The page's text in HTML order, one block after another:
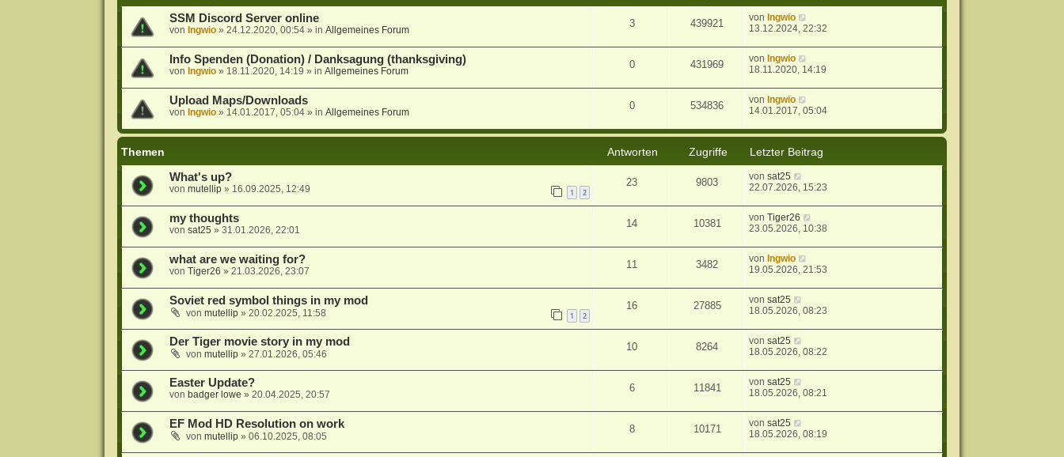
SSM Discord Server online
von Ingwio» 24.12.2020, 00:54» in Allgemeines Forum
3 439921 vonIngwio
13.12.2024, 22:32
Info Spenden (Donation) / Danksagung (thanksgiving)
von Ingwio» 18.11.2020, 14:19 » in Allgemeines Forum
0 431969 vonIngwio
18.11.2020, 14:19
Upload Maps/Downloads
von Ingwio» 14.01.2017, 05:04» in Allgemeines Forum
0 534836 vonIngwio
14.01.2017, 05:04
Themen Antworten Zugriffe
Letzter Beitrag
What's up?
von mutellip» 16.09.2025, 12:49 1 2
23 9803 vonsat25
22.07.2026, 15:23
my thoughts
von sat25 » 31.01.2026, 22:01
14 10381 vonTiger26
23.05.2026, 10:38
what are we waiting for?
von Tiger26 » 21.03.2026, 23:07
11 3482 vonIngwio
19.05.2026, 21:53
Soviet red symbol things in my mod
von mutellip» 20.02.2025, 11:58 1 2
16 27885 vonsat25
18.05.2026, 08:23
Der Tiger movie story in my mod
von mutellip» 27.01.2026, 05:46
10 8264 vonsat25
18.05.2026, 08:22
Easter Update?
von badger lowe » 20.04.2025, 20:57
6 11841 vonsat25
18.05.2026, 08:21
EF Mod HD Resolution on work
von mutellip» 06.10.2025, 08:05
8 10171 vonsat25
18.05.2026, 08:19